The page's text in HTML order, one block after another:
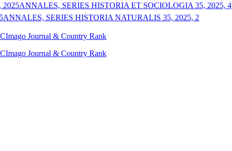
2025ANNALES, SERIES HISTORIA ET SOCIOLOGIA 35, 2025, 4
ANNALES, SERIES HISTORIA NATURALIS 35, 2025, 2